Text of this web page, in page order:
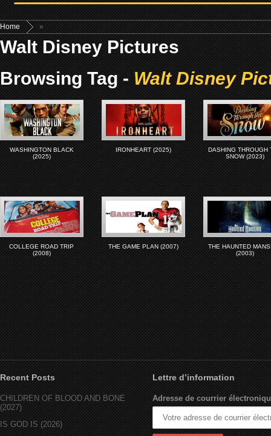
Home »
Walt Disney Pictures
Browsing Tag -Walt Disney
WASHINGTON BLACK
(2025)
IRONHEART (2025)
DASHING THROUGH
SNOW (2023)
COLLEGE ROAD TRIP
(2008)
THE GAME PLAN (2007)
THE HAUNTED
(2003)
Recent Posts
CHILDREN OF BLOOD AND BONE
(2027)
IS GOD IS (2026)
Lettre d’information
Adresse de courrier